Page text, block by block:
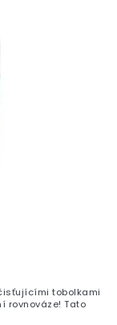
tobolkami
rovnováze! Tato